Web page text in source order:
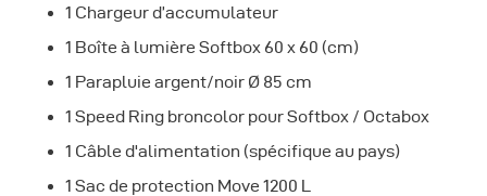
1 Chargeur d’accumulateur
1 Boîte à lumière Softbox 60 x 60 (cm)
1 Parapluie argent/noir Ø 85 cm
1 Speed Ring broncolor pour Softbox / Octabox
1 Câble d'alimentation (spécifique au pays)
1 Sac de protection Move 1200 L